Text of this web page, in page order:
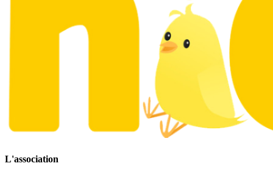
L'association